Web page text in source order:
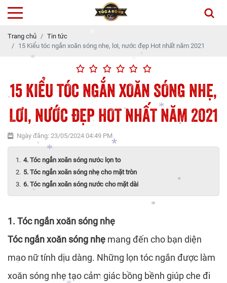
*
* *
*
*
*
*
*
*
*
Trang chủ
Tin tức
15 Kiểu tóc ngắn xoăn sóng nhẹ, lơi, nước đẹp Hot nhất năm 2021
15 KIỂU TÓC NGẮN XOĂN SÓNG NHẸ,
LƠI, NƯỚC ĐẸP HOT NHẤT NĂM 2021
Ngày đăng: 23/05/2024 04:49 PM
4. Tóc ngắn xoăn sóng nước lọn to
5. Tóc ngắn xoăn sóng nhẹ cho mặt tròn
6. Tóc ngắn xoăn sóng nước cho mặt dài
1. Tóc ngắn xoăn sóng nhẹ
Tóc ngắn xoăn sóng nhẹ mang đến cho bạn diện
mạo nữ tính dịu dàng. Những lọn tóc ngắn được làm
xoăn sóng nhẹ tạo cảm giác bồng bềnh giúp che đi